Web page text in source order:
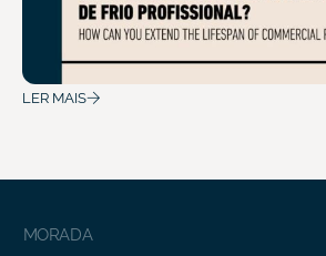
LER MAIS
MORADA